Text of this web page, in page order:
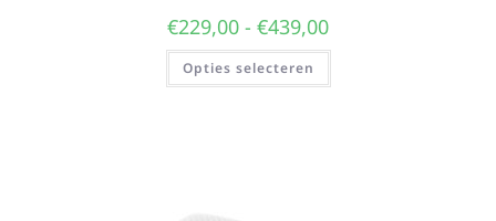
€229,00 - €439,00
Opties selecteren